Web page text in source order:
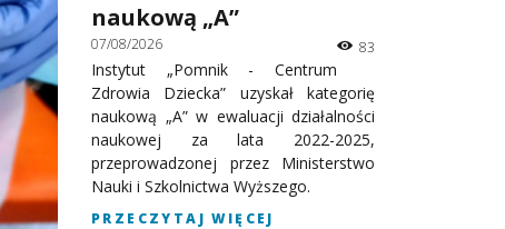
naukową „A”
07/08/2026 83
Instytut „Pomnik - Centrum
Zdrowia Dziecka” uzyskał kategorię
naukową „A” w ewaluacji działalności
naukowej za lata 2022-2025,
przeprowadzonej przez Ministerstwo
Nauki i Szkolnictwa Wyższego.
PRZECZYTAJ WIĘCEJ